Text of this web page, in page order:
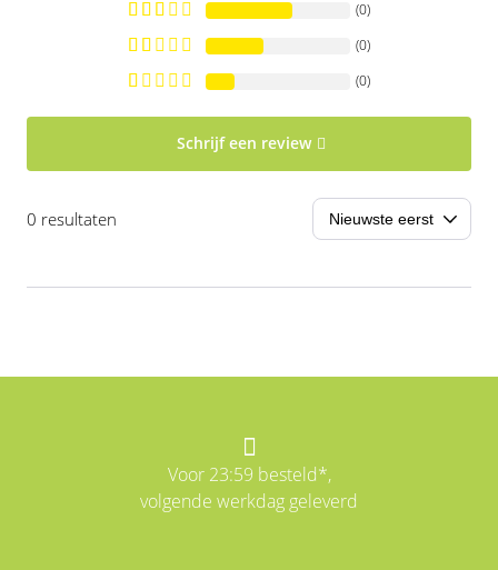
(0)
(0)
(0)
Schrijf een review
0 resultaten
Voor 23:59 besteld*,
volgende werkdag geleverd